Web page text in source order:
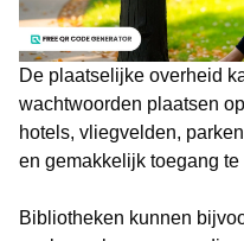
De plaatselijke overheid
wachtwoorden plaatsen
hotels, vliegvelden,
en gemakkelijk toegang
Bibliotheken kunnen